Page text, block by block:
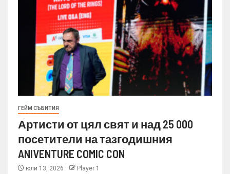
ГЕЙМ СЪБИТИЯ
Артисти от цял свят и над 25 000
посетители на тазгодишния
ANIVENTURE COMIC CON
юли 13, 2026 Player 1